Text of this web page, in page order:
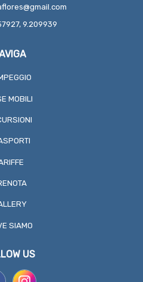
9.209939
MOBILI
SIAMO
US